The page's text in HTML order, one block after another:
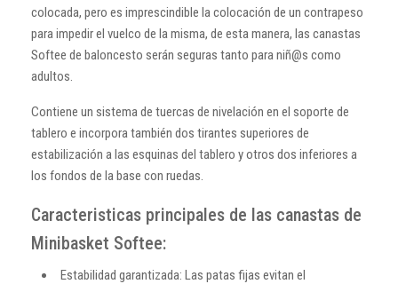
colocada, pero es imprescindible la colocación de un contrapeso
para impedir el vuelco de la misma, de esta manera, las canastas
Softee de baloncesto serán seguras tanto para niñ@s como
adultos.
Contiene un sistema de tuercas de nivelación en el soporte de
tablero e incorpora también dos tirantes superiores de
estabilización a las esquinas del tablero y otros dos inferiores a
los fondos de la base con ruedas.
Caracteristicas principales de las canastas de
Minibasket Softee:
Estabilidad garantizada: Las patas fijas evitan el